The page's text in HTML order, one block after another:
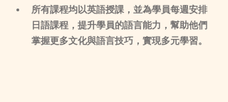
所有課程均以英語授課，並為學員每週安排
日語課程，提升學員的語言能力，幫助他們
掌握更多文化與語言技巧，實現多元學習。